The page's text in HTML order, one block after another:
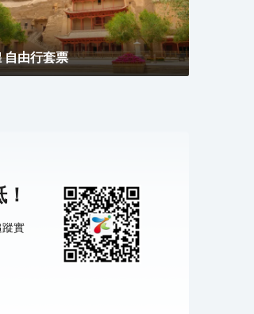
自由行套票
實